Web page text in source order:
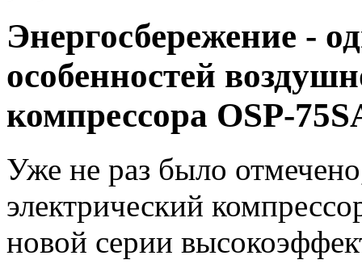
Энергосбережение -
особенностей
компрессора OSP-
Уже не раз было
электрический
новой серии